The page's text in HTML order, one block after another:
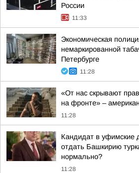
России
11:33
Экономическая
немаркированной
Петербурге
11:28
«От нас скрывают
на фронте» –
11:28
Кандидат в уфимские
отдать Башкирию
нормально?
11:28